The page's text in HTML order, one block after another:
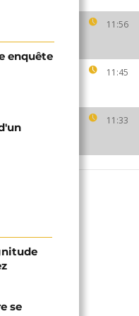
11:56
11:45
11:33
enquête
se